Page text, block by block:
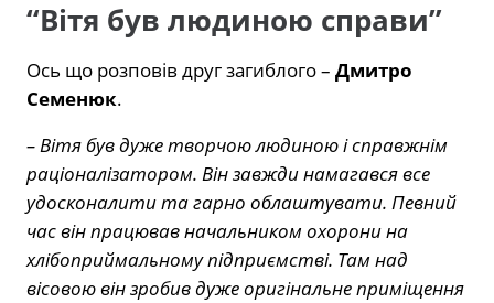
“Вітя був людиною справи”
Ось що розповів друг загиблого – Дмитро
Семенюк.
– Вітя був дуже творчою людиною і справжнім
раціоналізатором. Він завжди намагався все
удосконалити та гарно облаштувати. Певний
час він працював начальником охорони на
хлібоприймальному підприємстві. Там над
вісовою він зробив дуже оригінальне приміщення